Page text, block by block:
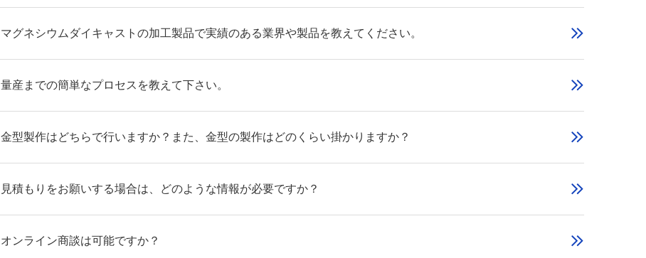
マグネシウムダイキャストの加工製品で実績のある業界や製品を教えてください。
量産までの簡単なプロセスを教えて下さい。
金型製作はどちらで行いますか？また、金型の製作はどのくらい掛かりますか？
見積もりをお願いする場合は、どのような情報が必要ですか？
オンライン商談は可能ですか？